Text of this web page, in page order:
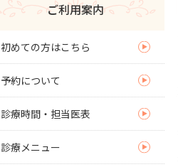
ご利用案内
初めての方はこちら
予約について
診療時間・担当医表
診療メニュー